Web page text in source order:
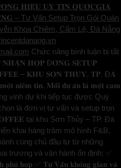
𝐇𝐈𝐄̣̂𝐔 𝐔𝐘 𝐓𝐈́𝐍 𝐐𝐔𝐎̂́𝐂𝐆𝐈𝐀
– Tư Vấn Setup Trọn Gói Quán
Khoa Chiêm, Cẩm Lệ, Đà Nẵng
Chức năng bình luận bị tắt
𝐍𝐇𝐀̣̂𝐍 𝐇𝐎̛̣𝐏 Đ𝐎̂̀𝐍𝐆 𝐒𝐄𝐓𝐔𝐏
– 𝐊𝐇𝐔 𝐒𝐎̛𝐍 𝐓𝐇𝐔̉𝐘, 𝐓𝐏. Đ𝐀̀
𝐧𝐢𝐞̂̀𝐦 𝐭𝐢𝐧. 𝐌𝐨̂̃𝐢 𝐝𝐮̛̣ 𝐚́𝐧 𝐥𝐚̀ 𝐦𝐨̣̂𝐭 𝐜𝐚𝐦
vinh dự khi tiếp tục được Quý
là đơn vị tư vấn và setup trọn
tại khu Sơn Thủy – TP. Đà
khai hàng trăm mô hình F&B,
cùng chủ đầu tư từ những
trương và vận hành ổn định: ✅
𝐩𝐡𝐮̀ 𝐡𝐨̛̣𝐩 ✅ 𝐓𝐮̛ 𝐕𝐚̂́𝐧 𝐤𝐡𝐨̂𝐧𝐠 𝐠𝐢𝐚𝐧 𝐯𝐚̀